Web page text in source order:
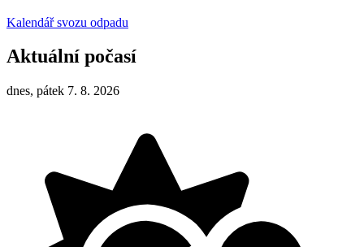
Kalendář svozu odpadu
Aktuální počasí
dnes, pátek 7. 8. 2026